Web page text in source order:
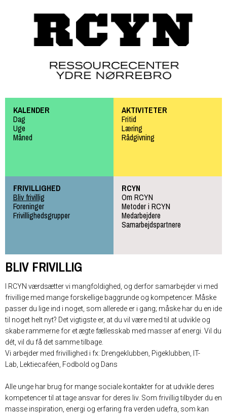
hovedindhold
KALENDER
Dag
Uge
Måned
AKTIVITETER
Fritid
Læring
Rådgivning
FRIVILLIGHED
Bliv frivillig
Foreninger
Frivillighedsgrupper
RCYN
Om RCYN
Metoder i RCYN
Medarbejdere
Samarbejdspartnere
BLIV FRIVILLIG
I RCYN værdsætter vi mangfoldighed, og derfor samarbejder vi med
frivillige med mange forskellige baggrunde og kompetencer. Måske
passer du lige ind i noget, som allerede er i gang; måske har du en ide
til noget helt nyt? Det vigtigste er, at du vil være med til at udvikle og
skabe rammerne for et ægte fællesskab med masser af energi. Vil du
dét, vil du få det samme tilbage.
Vi arbejder med frivillighed i fx: Drengeklubben, Pigeklubben, IT-
Lab, Lektiecaféen, Fodbold og Dans
Alle unge har brug for mange sociale kontakter for at udvikle deres
kompetencer til at tage ansvar for deres liv. Som frivillig tilbyder du en
masse inspiration, energi og erfaring fra verden udefra, som kan